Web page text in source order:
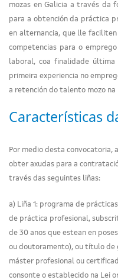
mozas en Galicia a través da
para a obtención da práctica
en alternancia, que lle
competencias para o
laboral, coa finalidade última
primeira experiencia no
a retención do talento mozo na
Características
Por medio desta convocatoria,
obter axudas para a
través das seguintes liñas:
a) Liña 1: programa de
de práctica profesional,
de 30 anos que estean en
ou doutoramento), ou título de
máster profesional ou
consonte o establecido na Lei